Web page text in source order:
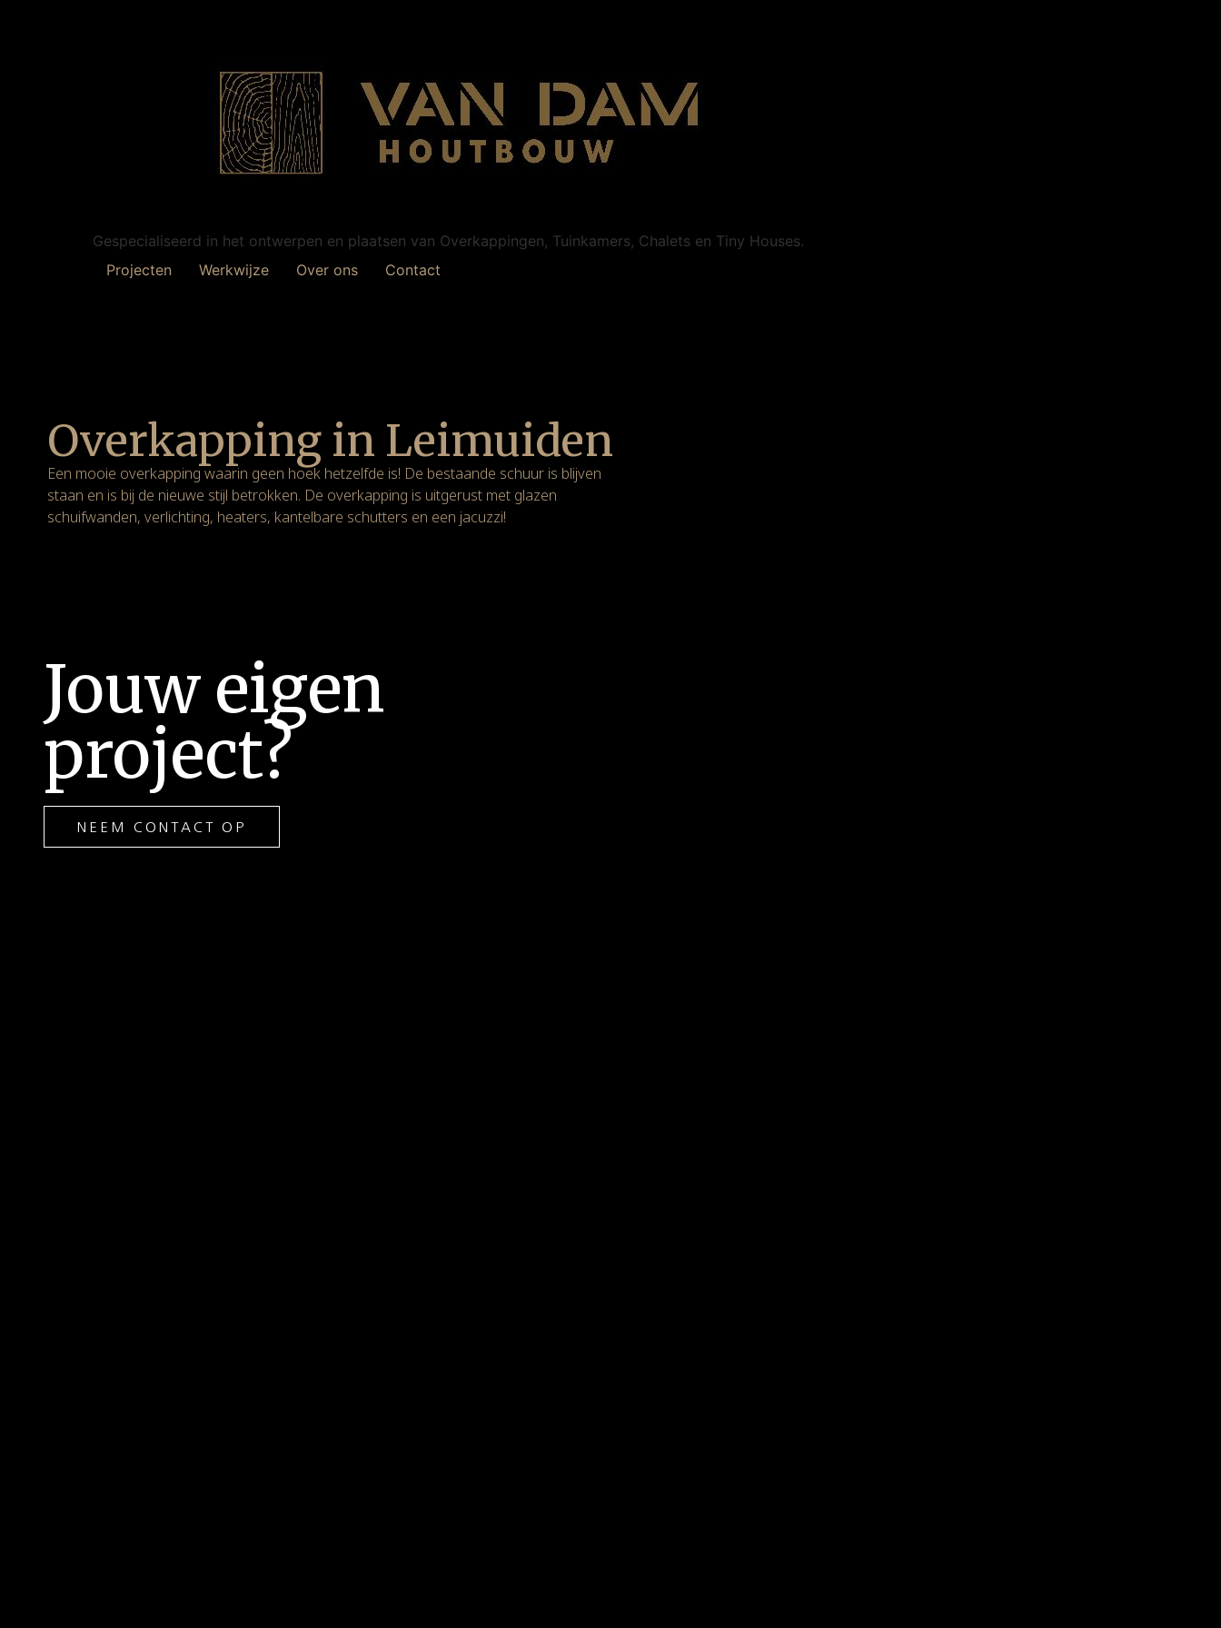
Gespecialiseerd in het ontwerpen en plaatsen van Overkappingen, Tuinkamers, Chalets en Tiny Houses.
Projecten
Werkwijze Over ons Contact
Overkapping in Leimuiden
Een mooie overkapping waarin geen hoek hetzelfde is! De bestaande schuur is blijven
staan en is bij de nieuwe stijl betrokken. De overkapping is uitgerust met glazen
schuifwanden, verlichting, heaters, kantelbare schutters en een jacuzzi!
Jouw eigen
project?
NEEM CONTACT OP